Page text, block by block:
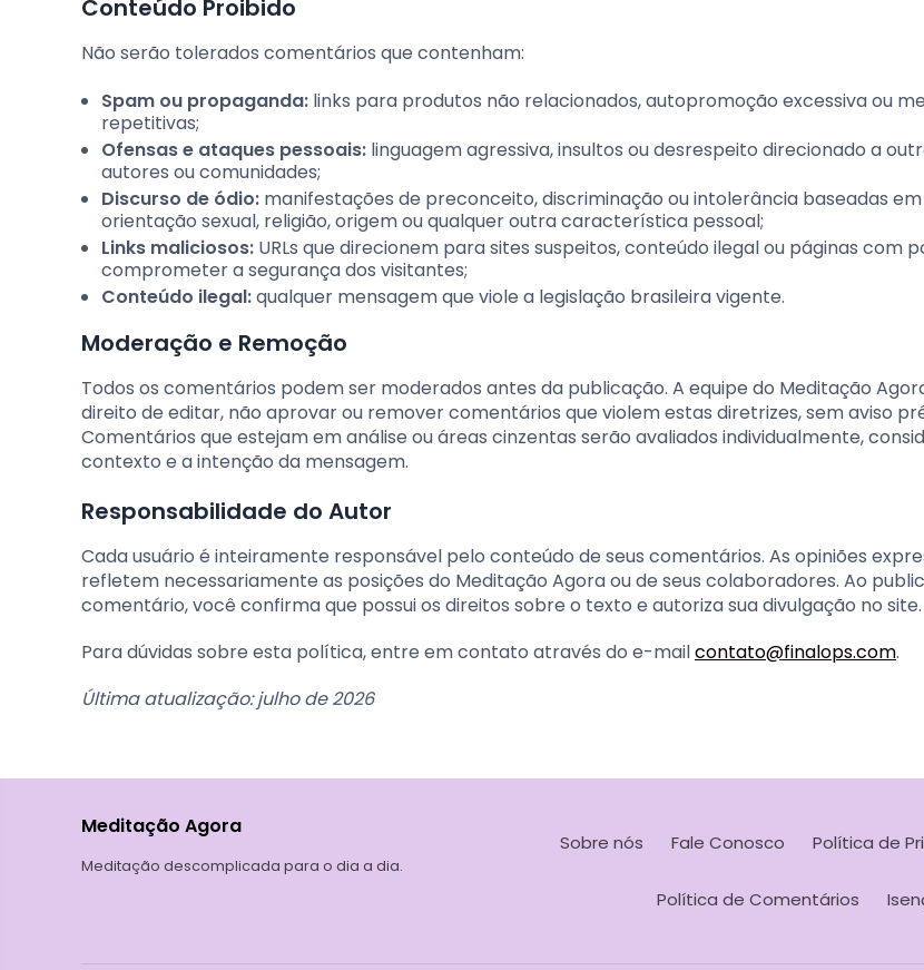
Conteúdo Proibido
Não serão tolerados comentários que contenham:
Spam ou propaganda: links para produtos não relacionados, autopromoção excessiva ou
repetitivas;
Ofensas e ataques pessoais: linguagem agressiva, insultos ou desrespeito direcionado a
autores ou comunidades;
Discurso de ódio: manifestações de preconceito, discriminação ou intolerância baseadas
orientação sexual, religião, origem ou qualquer outra característica pessoal;
Links maliciosos: URLs que direcionem para sites suspeitos, conteúdo ilegal ou páginas com
comprometer a segurança dos visitantes;
Conteúdo ilegal:qualquer mensagem que viole a legislação brasileira vigente.
Moderação e Remoção
Todos os comentários podem ser moderados antes da publicação. A equipe do Meditação
direito de editar, não aprovar ou remover comentários que violem estas diretrizes, sem aviso
Comentários que estejam em análise ou áreas cinzentas serão avaliados individualmente,
contexto e a intenção da mensagem.
Responsabilidade do Autor
Cada usuário é inteiramente responsável pelo conteúdo de seus comentários. As opiniões
refletem necessariamente as posições do Meditação Agora ou de seus colaboradores. Ao
comentário, você confirma que possui os direitos sobre o texto e autoriza sua divulgação no site.
Para dúvidas sobre esta política, entre em contato através do e-mailcontato@finalops.com.
Última atualização: julho de 2026
Meditação Agora
Meditação descomplicada para o dia a dia.
Sobre nós Fale Conosco Política de
Política de Comentários